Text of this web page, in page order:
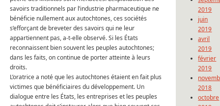
savoirs traditionnels par l’industrie pharmaceutique ne
bénéficie nullement aux autochtones, ces sociétés
s’efforçant de breveter des savoirs qui ne leur
appartiennent pas, a-t-elle observé.Si les États
reconnaissent bien souvent les peuples autochtones;
dans les faits, on continue de porter atteinte à leurs
droits.
L’oratrice a noté que les autochtones étaient en fait plus
victimes que bénéficiaires du développement. Un
dialogue entre les États, les entreprises et les peuples
2019
juin
2019
avril
2019
février
2019
2018
octobre